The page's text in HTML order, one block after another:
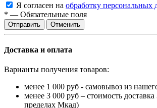
Я согласен на обработку персональных
* — Обязательные поля
Отменить
Доставка и оплата
Варианты получения товаров:
менее 1 000 руб - самовывоз из
менее 3 000 руб – стоимость доставка
пределах Мкад)